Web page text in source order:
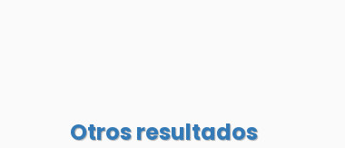
Otros resultados